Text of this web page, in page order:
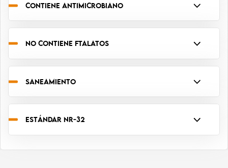
CONTIENE ANTIMICROBIANO
NO CONTIENE FTALATOS
SANEAMIENTO
ESTÁNDAR NR-32